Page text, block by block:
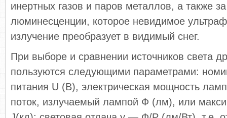
инертных газов и паров металлов, а также
люминес­ценции, которое невидимое
излучение преобразует в видимый снег.
При выборе и сравнении источников света
пользуются следующими параметрами:
питания U (В), электрическая мощность
поток, излучаемый лампой Ф (лм), или